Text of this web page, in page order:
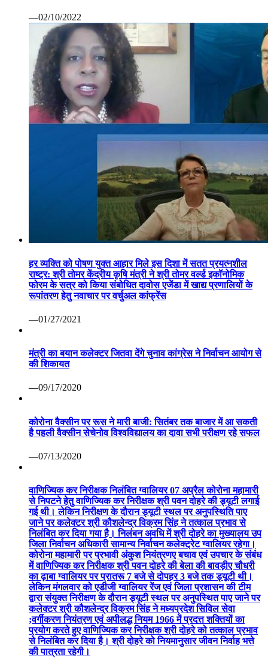
—02/10/2022
हर व्यक्ति को पोषण युक्त आहार मिले इस दिशा में सतत प्रयत्नशील
राष्ट्र: श्री तोमर केंद्रीय कृषि मंत्री ने श्री तोमर वर्ल्ड इकॉनोमिक
फोरम के सत्र को किया संबोधित दावोस एजेंडा में खाद्य प्रणालियों के
रूपांतरण हेतु नवाचार पर वर्चुअल कांफ्रेंस
—01/27/2021
मंत्री का बयान कलेक्टर जितवा देंगे चुनाव कांग्रेस ने निर्वाचन आयोग से
की शिकायत
—09/17/2020
कोरोना वैक्सीन पर रूस ने मारी बाजी: सितंबर तक बाजार में आ सकती
है पहली वैक्सीन सेचेनोव विश्वविद्यालय का दावा सभी परीक्षण रहे सफल
—07/13/2020
वाणिज्यिक कर निरीक्षक निलंबित ग्वालियर 07 अप्रैल कोरोना महामारी
से निपटने हेतु वाणिज्यिक कर निरीक्षक श्री पवन दोहरे की ड्यूटी लगाई
गई थी। लेकिन निरीक्षण के दौरान ड्यूटी स्थल पर अनुपस्थिति पाए
जाने पर कलेक्टर श्री कौशलेन्द्र विक्रम सिंह ने तत्काल प्रभाव से
निलंबित कर दिया गया है। निलंबन अवधि में श्री दोहरे का मुख्यालय उप
जिला निर्वाचन अधिकारी सामान्य निर्वाचन कलेक्ट्रेट ग्वालियर रहेगा।
कोरोना महामारी पर प्रभावी अंकुश नियंत्रणए बचाव एवं उपचार के संबंध
में वाणिज्यिक कर निरीक्षक श्री पवन दोहरे की बेला की बावड़ीए चौधरी
का ढ़ाबा ग्वालियर पर प्रातरू 7 बजे से दोपहर 3 बजे तक ड्यूटी थी।
लेकिन मंगलवार को एडीजी ग्वालियर रेंज एवं जिला प्रशासन की टीम
द्वारा संयुक्त निरीक्षण के दौरान ड्यूटी स्थल पर अनुपस्थित पाए जाने पर
कलेक्टर श्री कौशलेन्द्र विक्रम सिंह ने मध्यप्रदेश सिविल सेवा
;वर्गीकरण नियंत्रण एवं अपीलद्ध नियम 1966 में प्रदत्त शक्तियों का
प्रयोग करते हुए वाणिज्यिक कर निरीक्षक श्री दोहरे को तत्काल प्रभाव
से निलंबित कर दिया है। श्री दोहरे को नियमानुसार जीवन निर्वाह भत्ते
की पात्रता रहेगी।